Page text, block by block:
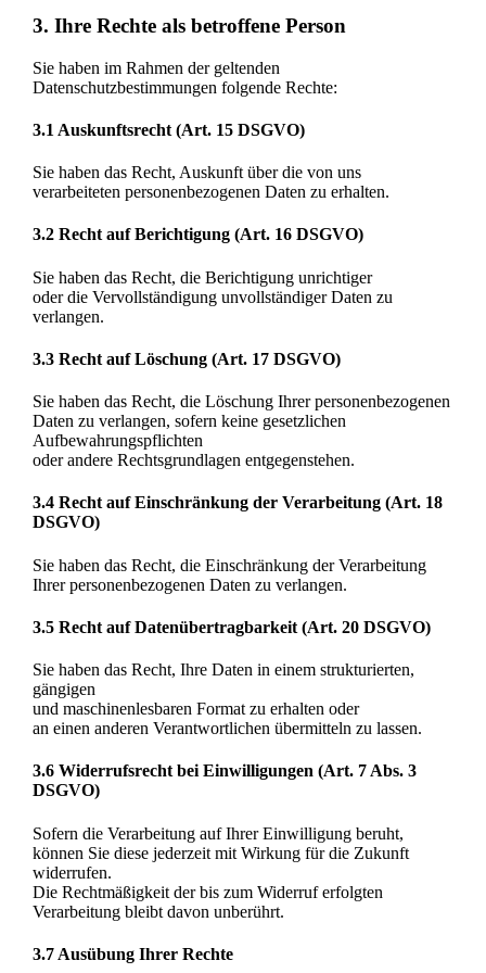
3. Ihre Rechte als betroffene Person
Sie haben im Rahmen der geltenden
Datenschutzbestimmungen folgende Rechte:
3.1 Auskunftsrecht (Art. 15 DSGVO)
Sie haben das Recht, Auskunft über die von uns
verarbeiteten personenbezogenen Daten zu erhalten.
3.2 Recht auf Berichtigung (Art. 16 DSGVO)
Sie haben das Recht, die Berichtigung unrichtiger
oder die Vervollständigung unvollständiger Daten zu
verlangen.
3.3 Recht auf Löschung (Art. 17 DSGVO)
Sie haben das Recht, die Löschung Ihrer personenbezogenen
Daten zu verlangen, sofern keine gesetzlichen
Aufbewahrungspflichten
oder andere Rechtsgrundlagen entgegenstehen.
3.4 Recht auf Einschränkung der Verarbeitung (Art. 18
DSGVO)
Sie haben das Recht, die Einschränkung der Verarbeitung
Ihrer personenbezogenen Daten zu verlangen.
3.5 Recht auf Datenübertragbarkeit (Art. 20 DSGVO)
Sie haben das Recht, Ihre Daten in einem strukturierten,
gängigen
und maschinenlesbaren Format zu erhalten oder
an einen anderen Verantwortlichen übermitteln zu lassen.
3.6 Widerrufsrecht bei Einwilligungen (Art. 7 Abs. 3
DSGVO)
Sofern die Verarbeitung auf Ihrer Einwilligung beruht,
können Sie diese jederzeit mit Wirkung für die Zukunft
widerrufen.
Die Rechtmäßigkeit der bis zum Widerruf erfolgten
Verarbeitung bleibt davon unberührt.
3.7 Ausübung Ihrer Rechte